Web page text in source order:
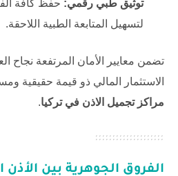
توثيق طبي رقمي: حفظ كافة
لتسهيل المتابعة الطبية اللاحقة.
تضمن معايير الأمان المرتفعة نجاح
الاستثمار المالي ذو قيمة حقيقية
مراكز تجميل الاذن في تركيا.
الفروق الجوهرية بين الأذن